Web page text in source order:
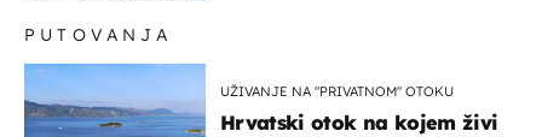
PUTOVANJA
UŽIVANJE NA "PRIVATNOM" OTOKU
Hrvatski otok na kojem živi